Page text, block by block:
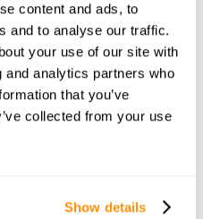
content and ads, to
and to analyse our traffic.
your use of our site with
analytics partners who
that you’ve
collected from your use
Show details